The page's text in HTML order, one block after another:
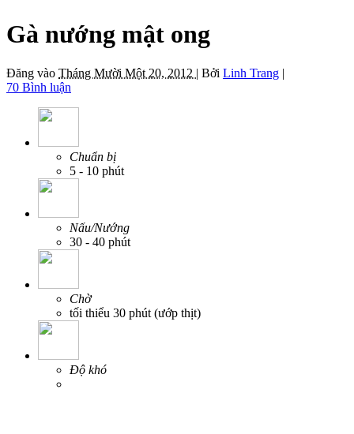
Gà nướng mật ong
Đăng vào Tháng Mười Một 20, 2012 | Bởi Linh Trang |
70 Bình luận
Chuẩn bị
5 - 10 phút
Nấu/Nướng
30 - 40 phút
Chờ
tối thiểu 30 phút (ướp thịt)
Độ khó